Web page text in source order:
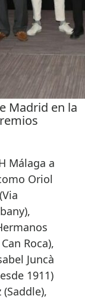
Madrid en la
Málaga a
Oriol
Roca),
Juncà
1911)